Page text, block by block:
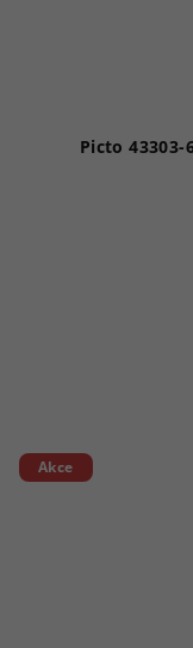
Picto 43303-
Akce